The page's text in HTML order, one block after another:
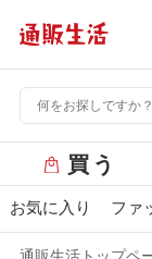
ー
バ
買う
お気に入り ファ
通販生活トップペ